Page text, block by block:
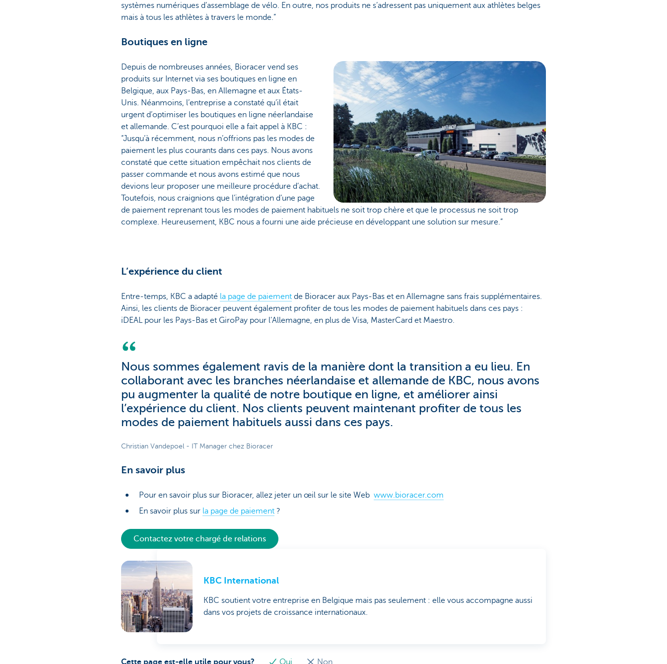
systèmes numériques d’assemblage de vélo. En outre, nos produits ne s’adressent pas uniquement aux athlètes belges
mais à tous les athlètes à travers le monde.”
Boutiques en ligne
Depuis de nombreuses années, Bioracer vend ses
produits sur Internet via ses boutiques en ligne en
Belgique, aux Pays-Bas, en Allemagne et aux États-
Unis. Néanmoins, l’entreprise a constaté qu’il était
urgent d’optimiser les boutiques en ligne néerlandaise
et allemande. C’est pourquoi elle a fait appel à KBC :
“Jusqu’à récemment, nous n’offrions pas les modes de
paiement les plus courants dans ces pays. Nous avons
constaté que cette situation empêchait nos clients de
passer commande et nous avons estimé que nous
devions leur proposer une meilleure procédure d’achat.
Toutefois, nous craignions que l’intégration d’une page
de paiement reprenant tous les modes de paiement habituels ne soit trop chère et que le processus ne soit trop
complexe. Heureusement, KBC nous a fourni une aide précieuse en développant une solution sur mesure.”
L’expérience du client
Entre-temps, KBC a adapté la page de paiement de Bioracer aux Pays-Bas et en Allemagne sans frais supplémentaires.
Ainsi, les clients de Bioracer peuvent également profiter de tous les modes de paiement habituels dans ces pays :
iDEAL pour les Pays-Bas et GiroPay pour l’Allemagne, en plus de Visa, MasterCard et Maestro.
Nous sommes également ravis de la manière dont la transition a eu lieu. En
collaborant avec les branches néerlandaise et allemande de KBC, nous avons
pu augmenter la qualité de notre boutique en ligne, et améliorer ainsi
l’expérience du client. Nos clients peuvent maintenant profiter de tous les
modes de paiement habituels aussi dans ces pays.
Christian Vandepoel - IT Manager chez Bioracer
En savoir plus
Pour en savoir plus sur Bioracer, allez jeter un œil sur le site Web www.bioracer.com
En savoir plus sur la page de paiement ?
Contactez votre chargé de relations
KBC International
KBC soutient votre entreprise en Belgique mais pas seulement : elle vous accompagne aussi
dans vos projets de croissance internationaux.
Cette page est-elle utile pour vous? Oui Non